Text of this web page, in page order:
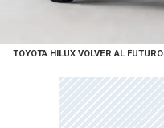
TOYOTA HILUX VOLVER AL FUTURO